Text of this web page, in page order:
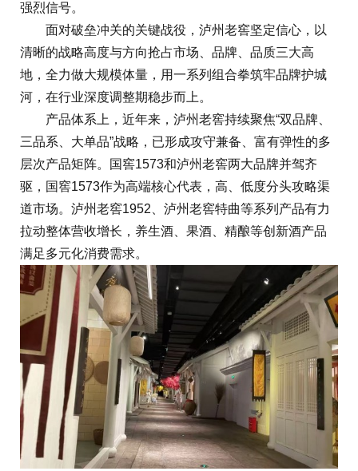
强烈信号。
面对破垒冲关的关键战役，泸州老窖坚定信心，以
清晰的战略高度与方向抢占市场、品牌、品质三大高
地，全力做大规模体量，用一系列组合拳筑牢品牌护城
河，在行业深度调整期稳步而上。
产品体系上，近年来，泸州老窖持续聚焦“双品牌、
三品系、大单品”战略，已形成攻守兼备、富有弹性的多
层次产品矩阵。国窖1573和泸州老窖两大品牌并驾齐
驱，国窖1573作为高端核心代表，高、低度分头攻略渠
道市场。泸州老窖1952、泸州老窖特曲等系列产品有力
拉动整体营收增长，养生酒、果酒、精酿等创新酒产品
满足多元化消费需求。